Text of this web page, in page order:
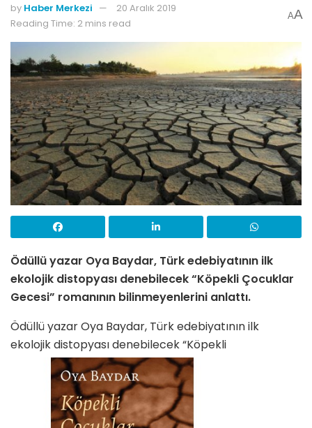
by Haber Merkezi
20 Aralık 2019
Reading Time: 2 mins read
AA
Ödüllü yazar Oya Baydar, Türk edebiyatının ilk
ekolojik distopyası denebilecek “Köpekli Çocuklar
Gecesi” romanının bilinmeyenlerini anlattı.
Ödüllü yazar Oya Baydar, Türk edebiyatının ilk
ekolojik distopyası denebilecek “Köpekli